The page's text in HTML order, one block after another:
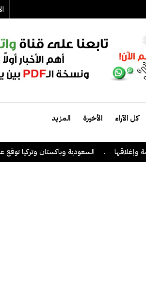
كل الآراء الأخيرة المزيد
. السعودية وباكستان وتركيا توقع على